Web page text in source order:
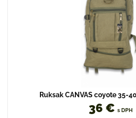
Ruksak CANVAS coyote 35-
36 € s DPH